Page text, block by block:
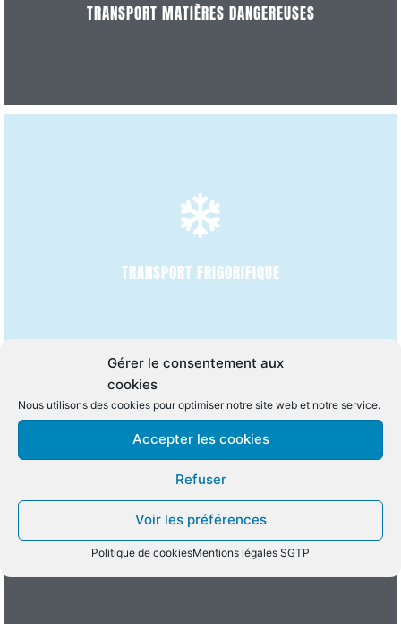
Gérer le consentement aux
cookies
Nous utilisons des cookies pour optimiser notre site web et notre service.
Accepter les cookies
Refuser
Voir les préférences
Politique de cookiesMentions légales SGTP
TRANSPORT MATIÈRES DANGEREUSES
TRANSPORT FRIGORIFIQUE
DÉCOUVRIR
TRANSPORT INTERNATIONAL
DÉCOUVRIR